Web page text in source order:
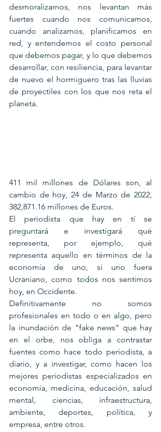
desmoralizarnos, nos levantan más
fuertes cuando nos comunicamos,
cuando analizamos, planificamos en
red, y entendemos el costo personal
que debemos pagar, y lo que debemos
desarrollar, con resiliencia, para levantar
de nuevo el hormiguero tras las lluvias
de proyectiles con los que nos reta el
planeta.
411 mil millones de Dólares son, al
cambio de hoy, 24 de Marzo de 2022,
382,871.16 millones de Euros.
El periodista que hay en tí se
preguntará e investigará qué
representa, por ejemplo, qué
representa aquello en términos de la
economía de uno, si uno fuera
Ucraniano, como todos nos sentimos
hoy, en Occidente.
Definitivamente no somos
profesionales en todo o en algo, pero
la inundación de "fake news" que hay
en el orbe, nos obliga a contrastar
fuentes como hace todo periodista, a
diario, y a investigar, como hacen los
mejores periodistas especializados en
economía, medicina, educación, salud
mental, ciencias, infraestructura,
ambiente, deportes, política, y
empresa, entre otros.